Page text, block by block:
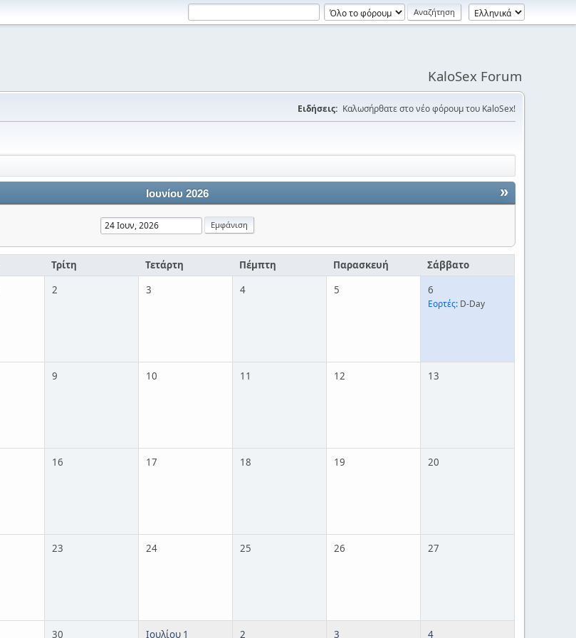
KaloSex Forum
Ειδήσεις: Καλωσήρθατε στο νέο φόρουμ του KaloSex!
»
Ιουνίου 2026
Τρίτη Τετάρτη Πέμπτη Παρασκευή Σάββατο
2 3 4 5 6
Εορτές: D-Day
9 10 11 12 13
16 17 18 19 20
23 24 25 26 27
30 Ιουλίου 1 2 3 4